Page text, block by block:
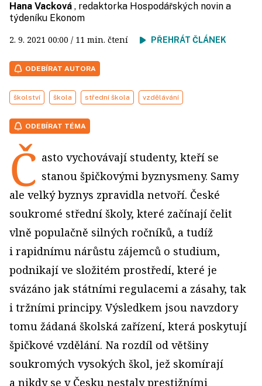
Hana Vacková , redaktorka Hospodářských novin a
týdeníku Ekonom
2. 9. 2021 00:00 / 11 min. čtení PŘEHRÁT ČLÁNEK
ODEBÍRAT AUTORA
školství škola střední škola vzdělávání
ODEBÍRAT TÉMA
Č asto vychovávají studenty, kteří se
stanou špičkovými byznysmeny. Samy
ale velký byznys zpravidla netvoří. České
soukromé střední školy, které začínají čelit
vlně populačně silných ročníků, a tudíž
i rapidnímu nárůstu zájemců o studium,
podnikají ve složitém prostředí, které je
svázáno jak státními regulacemi a zásahy, tak
i tržními principy. Výsledkem jsou navzdory
tomu žádaná školská zařízení, která poskytují
špičkové vzdělání. Na rozdíl od většiny
soukromých vysokých škol, jež skomírají
a nikdy se v Česku nestaly prestižními